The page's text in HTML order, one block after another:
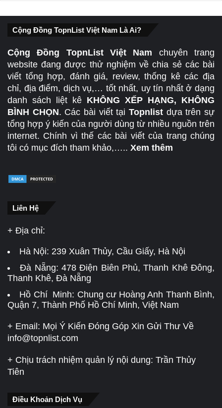
Cộng Đồng TopnList Việt Nam Là Ai?
Cộng Đồng TopnList Việt Nam chuyên trang
website đang được thử nghiệm về chia sẻ các bài
viết tổng hợp, đánh giá, review, thống kê các địa
chỉ, địa điểm, dịch vụ,… tốt nhất, uy tín nhất ở dạng
danh sách liệt kê KHÔNG XẾP HẠNG, KHÔNG
BÌNH CHỌN. Các bài viết tạiTopnlist dựa trên sự
tổng hợp ý kiến của người dùng từ nhiều nguồn trên
internet. Chính vì thế các bài viết của trang chúng
tôi có mục đích tham khảo,….. Xem thêm
Liên Hệ
+ Địa chỉ:
Hà Nội: 239 Xuân Thủy, Cầu Giấy, Hà Nội
Đà Nẵng:478 Điện Biên Phủ, Thanh Khê Đông,
Thanh Khê, Đà Nẵng
Hồ Chí Minh: Chung cư Hoàng Anh Thanh Bình,
Quận 7, Thành Phố Hồ Chí Minh, Việt Nam
+ Email: Mọi Ý Kiến Đóng Góp Xin Gửi Thư Về
info@topnlist.com
+ Chịu trách nhiệm quản lý nội dung: Trần Thủy
Tiên
Điều Khoản Dịch Vụ